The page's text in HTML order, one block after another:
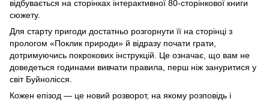
відбувається на сторінках інтерактивної 80-сторінкової книги
сюжету.
Для старту пригоди достатньо розгорнути її на сторінці з
прологом «Поклик природи» й відразу почати грати,
дотримуючись покрокових інструкцій. Це означає, що вам не
доведеться годинами вивчати правила, перш ніж зануритися у
світ Буйнолісся.
Кожен епізод — це новий розворот, на якому розповідь і